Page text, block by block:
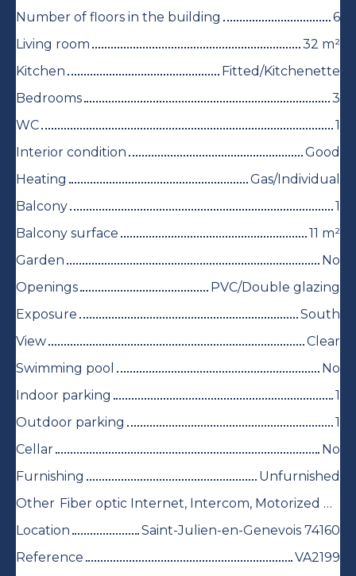
Number of floors in the building
6
Living room
32 m²
Kitchen
Fitted/Kitchenette
Bedrooms
3
WC
1
Interior condition
Good
Heating
Gas/Individual
Balcony
1
Balcony surface
11 m²
Garden
No
Openings
PVC/Double glazing
Exposure
South
View
Clear
Swimming pool
No
Indoor parking
1
Outdoor parking
1
Cellar
No
Furnishing
Unfurnished
Other
Fiber optic Internet, Intercom, Motorized gate
Location
Saint-Julien-en-Genevois 74160
Reference
VA2199